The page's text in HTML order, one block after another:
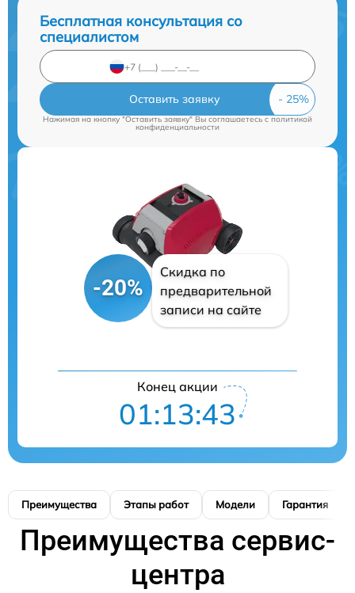
Бесплатная консультация со
специалистом
Оставить заявку
Нажимая на кнопку "Оставить заявку" Вы соглашаетесь c политикой
конфиденциальности
-20%
Скидка по
предварительной
записи на сайте
Конец акции
01:13:42
Преимущества Этапы работ Модели Гарантия
Преимущества сервис-
центра